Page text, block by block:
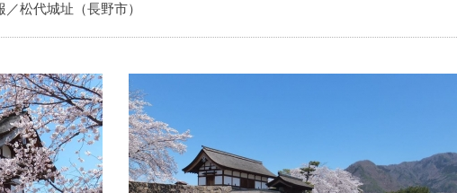
松代城址（長野市）